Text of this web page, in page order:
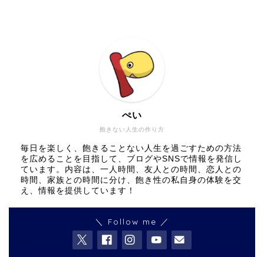
飽きない人生の作り方
ぺい
毎日を楽しく、飽きることない人生を過ごすための方法
を広めることを目指して、ブログやSNSで情報を発信し
ています。内容は、一人時間、友人との時間、恋人との
時間、家族との時間に分け、飽き性の私自身の体験を交
え、情報を提供しています！
＼ Follow me ／